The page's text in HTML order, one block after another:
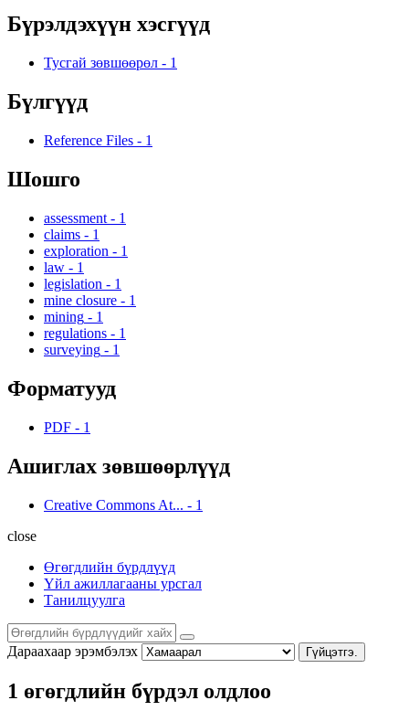
Бүрэлдэхүүн хэсгүүд
Тусгай зөвшөөрөл - 1
Бүлгүүд
Reference Files - 1
Шошго
assessment - 1
claims - 1
exploration - 1
law - 1
legislation - 1
mine closure - 1
mining - 1
regulations - 1
surveying - 1
Форматууд
PDF - 1
Ашиглах зөвшөөрлүүд
Creative Commons At... - 1
close
Өгөгдлийн бүрдлүүд
Үйл ажиллагааны урсгал
Танилцуулга
Дараахаар эрэмбэлэх Гүйцэтгэ.
1 өгөгдлийн бүрдэл олдлоо